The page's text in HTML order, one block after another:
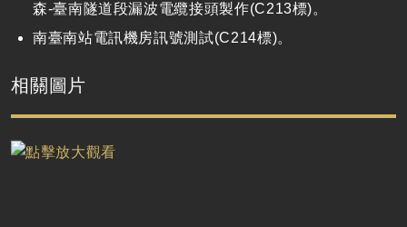
森-臺南隧道段漏波電纜接頭製作(C213標)。
南臺南站電訊機房訊號測試(C214標)。
相關圖片